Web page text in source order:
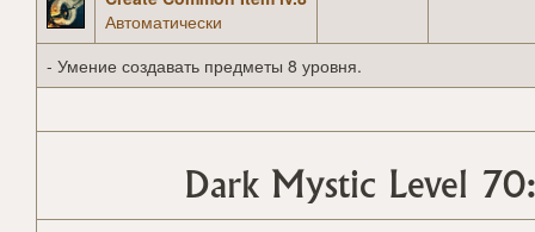
Автоматически
- Умение создавать предметы 8 уровня.
Dark Mystic Level